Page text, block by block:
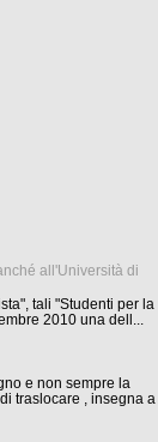
all'Università di
tali "Studenti per la
2010 una dell...
e non sempre la
traslocare , insegna a